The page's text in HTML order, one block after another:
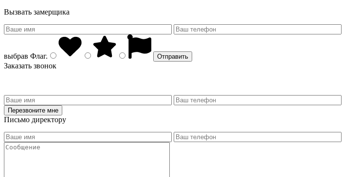
Вызвать замерщика
выбрав Флаг.
Заказать звонок
Письмо директору